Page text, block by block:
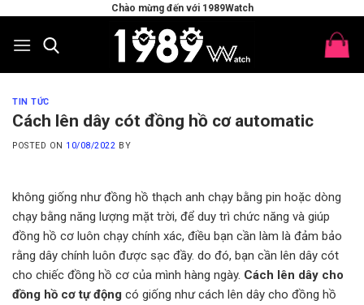
content
Chào mừng đến với 1989Watch
TIN TỨC
Cách lên dây cót đồng hồ cơ automatic
POSTED ON 10/08/2022 BY
không giống như đồng hồ thạch anh chạy bằng pin hoặc dòng
chạy bằng năng lượng mặt trời, để duy trì chức năng và giúp
đồng hồ cơ luôn chạy chính xác, điều bạn cần làm là đảm bảo
rằng dây chính luôn được sạc đầy. do đó, bạn cần lên dây cót
cho chiếc đồng hồ cơ của mình hàng ngày. Cách lên dây cho
đồng hồ cơ tự động có giống như cách lên dây cho đồng hồ